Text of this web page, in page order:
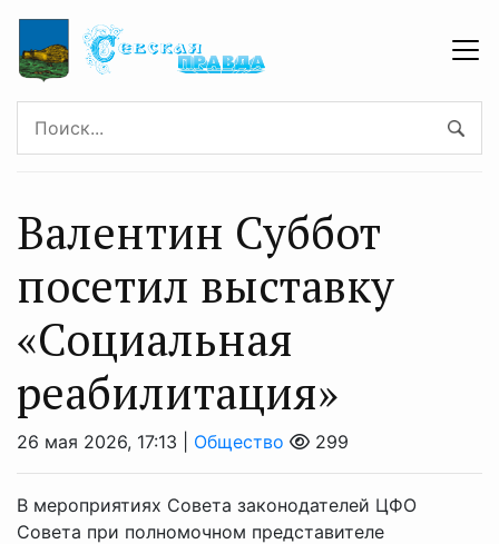
Валентин Суббот
посетил выставку
«Социальная
реабилитация»
26 мая 2026, 17:13 | Общество 299
В мероприятиях Совета законодателей ЦФО
Совета при полномочном представителе